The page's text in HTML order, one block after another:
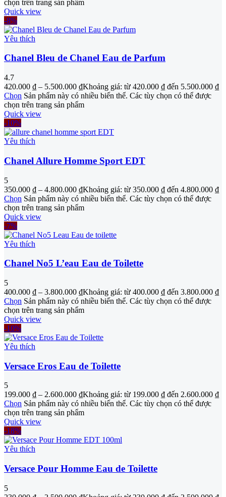
chọn trên trang sản phẩm
Quick view
-8%
Yêu thích
Chanel Bleu de Chanel Eau de Parfum
4.7
420.000 ₫ – 5.500.000 ₫Khoảng giá: từ 420.000 ₫ đến 5.500.000 ₫
Chọn Sản phẩm này có nhiều biến thể. Các tùy chọn có thể được
chọn trên trang sản phẩm
Quick view
-10%
Yêu thích
Chanel Allure Homme Sport EDT
5
350.000 ₫ – 4.800.000 ₫Khoảng giá: từ 350.000 ₫ đến 4.800.000 ₫
Chọn Sản phẩm này có nhiều biến thể. Các tùy chọn có thể được
chọn trên trang sản phẩm
Quick view
-7%
Yêu thích
Chanel No5 L’eau Eau de Toilette
5
400.000 ₫ – 3.800.000 ₫Khoảng giá: từ 400.000 ₫ đến 3.800.000 ₫
Chọn Sản phẩm này có nhiều biến thể. Các tùy chọn có thể được
chọn trên trang sản phẩm
Quick view
-10%
Yêu thích
Versace Eros Eau de Toilette
5
199.000 ₫ – 2.600.000 ₫Khoảng giá: từ 199.000 ₫ đến 2.600.000 ₫
Chọn Sản phẩm này có nhiều biến thể. Các tùy chọn có thể được
chọn trên trang sản phẩm
Quick view
-18%
Yêu thích
Versace Pour Homme Eau de Toilette
5